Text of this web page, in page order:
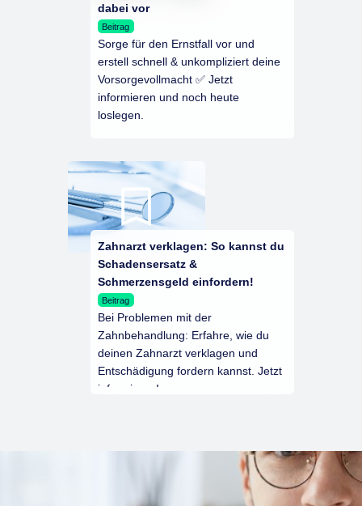
dabei vor
Beitrag
Sorge für den Ernstfall vor und
erstell schnell & unkompliziert deine
Vorsorgevollmacht ✅ Jetzt
informieren und noch heute
loslegen.
Zahnarzt verklagen: So kannst du
Schadensersatz &
Schmerzensgeld einfordern!
Beitrag
Bei Problemen mit der
Zahnbehandlung: Erfahre, wie du
deinen Zahnarzt verklagen und
Entschädigung fordern kannst. Jetzt
informieren!